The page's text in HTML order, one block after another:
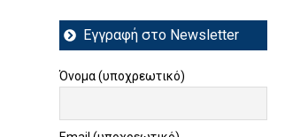
Εγγραφή στο Newsletter
Όνομα (υποχρεωτικό)